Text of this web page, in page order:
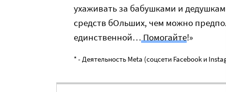
ухаживать за бабушками и
средств бОльших, чем можно
единственной…Помогайте!»
* - Деятельность Meta (соцсети Facebook и